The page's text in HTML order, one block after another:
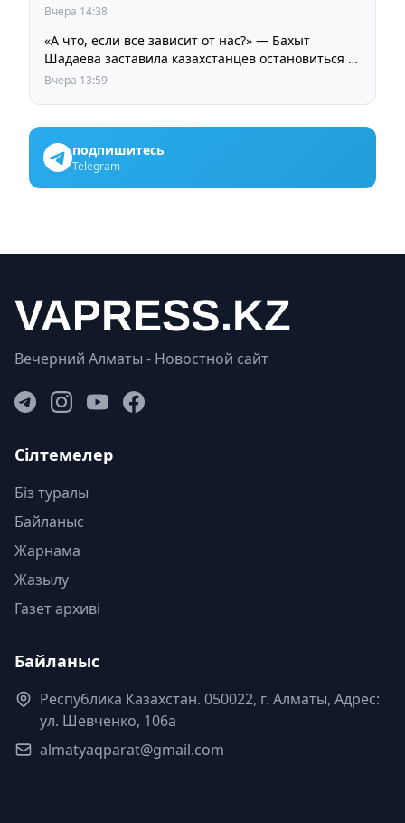
Вчера 14:38
«А что, если все зависит от нас?» — Бахыт
Шадаева заставила казахстанцев остановиться и
задуматься
Вчера 13:59
подпишитесь
Telegram
Вечерний Алматы - Новостной сайт
Сілтемелер
Біз туралы
Байланыс
Жарнама
Жазылу
Газет архиві
Байланыс
Республика Казахстан. 050022, г. Алматы, Адрес:
ул. Шевченко, 106а
almatyaqparat@gmail.com